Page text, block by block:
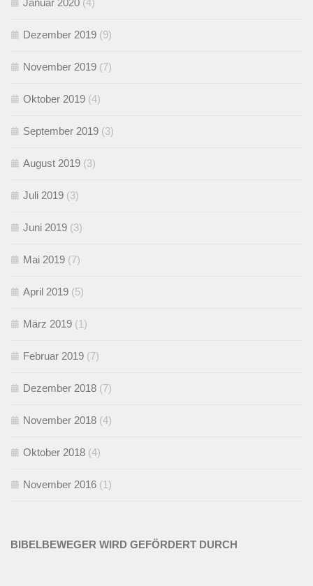
Dezember 2019 (9)
November 2019 (7)
Oktober 2019 (4)
September 2019 (3)
August 2019 (3)
Juli 2019 (3)
Juni 2019 (3)
Mai 2019 (7)
April 2019 (5)
März 2019 (1)
Februar 2019 (7)
Dezember 2018 (7)
November 2018 (4)
Oktober 2018 (4)
November 2016 (1)
BIBELBEWEGER WIRD GEFÖRDERT DURCH